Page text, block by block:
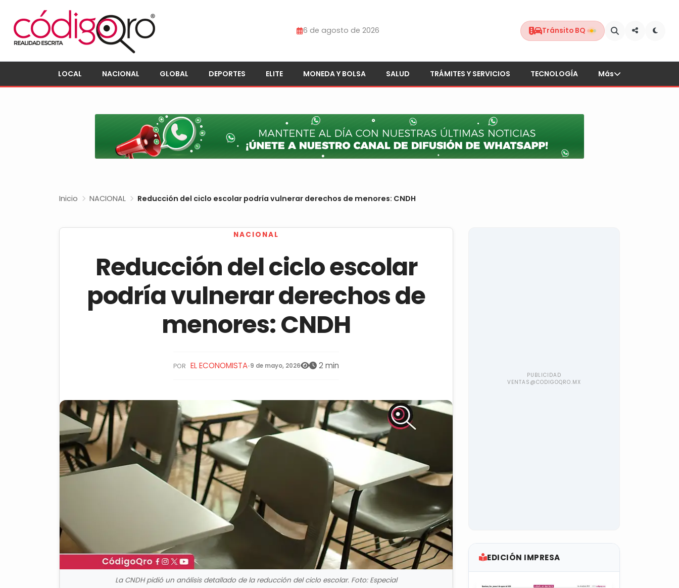
6 de agosto de 2026 Tránsito BQ
LOCAL NACIONAL GLOBAL DEPORTES ELITE MONEDA Y BOLSA SALUD TRÁMITES Y SERVICIOS TECNOLOGÍA Más
Inicio NACIONAL Reducción del ciclo escolar podría vulnerar derechos de menores: CNDH
NACIONAL
Reducción del ciclo escolar
podría vulnerar derechos de
menores: CNDH
POR EL ECONOMISTA•9 de mayo, 2026 2 min
La CNDH pidió un análisis detallado de la reducción del ciclo escolar. Foto: Especial
EDICIÓN IMPRESA